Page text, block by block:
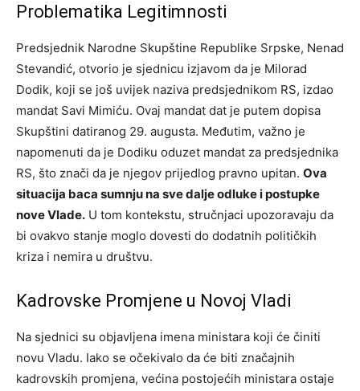
Problematika Legitimnosti
Predsjednik Narodne Skupštine Republike Srpske, Nenad
Stevandić, otvorio je sjednicu izjavom da je Milorad
Dodik, koji se još uvijek naziva predsjednikom RS, izdao
mandat Savi Mimiću. Ovaj mandat dat je putem dopisa
Skupštini datiranog 29. augusta. Međutim, važno je
napomenuti da je Dodiku oduzet mandat za predsjednika
RS, što znači da je njegov prijedlog pravno upitan. Ova
situacija baca sumnju na sve dalje odluke i postupke
nove Vlade. U tom kontekstu, stručnjaci upozoravaju da
bi ovakvo stanje moglo dovesti do dodatnih političkih
kriza i nemira u društvu.
Kadrovske Promjene u Novoj Vladi
Na sjednici su objavljena imena ministara koji će činiti
novu Vladu. Iako se očekivalo da će biti značajnih
kadrovskih promjena, većina postojećih ministara ostaje